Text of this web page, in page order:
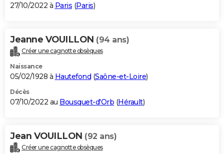
27/10/2022 à Paris (Paris)
Jeanne VOUILLON (94 ans)
Créer une cagnotte obsèques
Naissance
05/02/1928 à Hautefond (Saône-et-Loire)
Décès
07/10/2022 au Bousquet-d'Orb (Hérault)
Jean VOUILLON (92 ans)
Créer une cagnotte obsèques